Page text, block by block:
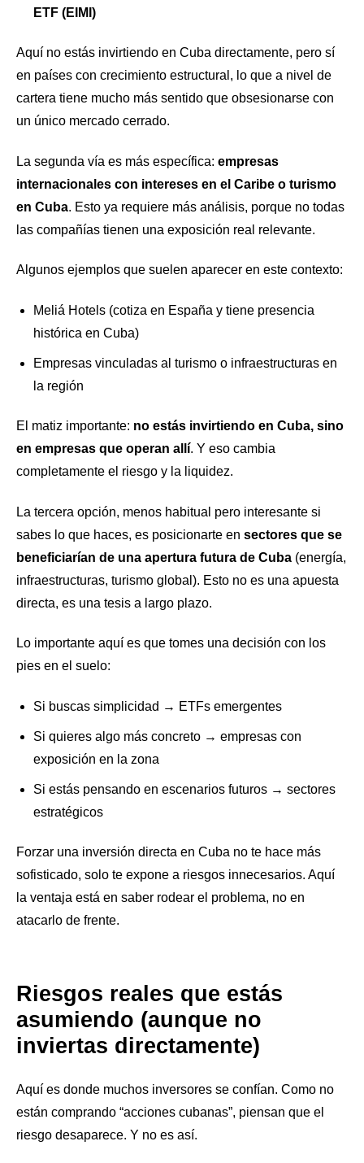
ETF (EIMI)
Aquí no estás invirtiendo en Cuba directamente, pero sí
en países con crecimiento estructural, lo que a nivel de
cartera tiene mucho más sentido que obsesionarse con
un único mercado cerrado.
La segunda vía es más específica: empresas
internacionales con intereses en el Caribe o turismo
en Cuba. Esto ya requiere más análisis, porque no todas
las compañías tienen una exposición real relevante.
Algunos ejemplos que suelen aparecer en este contexto:
Meliá Hotels (cotiza en España y tiene presencia
histórica en Cuba)
Empresas vinculadas al turismo o infraestructuras en
la región
El matiz importante: no estás invirtiendo en Cuba, sino
en empresas que operan allí. Y eso cambia
completamente el riesgo y la liquidez.
La tercera opción, menos habitual pero interesante si
sabes lo que haces, es posicionarte en sectores que se
beneficiarían de una apertura futura de Cuba (energía,
infraestructuras, turismo global). Esto no es una apuesta
directa, es una tesis a largo plazo.
Lo importante aquí es que tomes una decisión con los
pies en el suelo:
Si buscas simplicidad → ETFs emergentes
Si quieres algo más concreto → empresas con
exposición en la zona
Si estás pensando en escenarios futuros → sectores
estratégicos
Forzar una inversión directa en Cuba no te hace más
sofisticado, solo te expone a riesgos innecesarios. Aquí
la ventaja está en saber rodear el problema, no en
atacarlo de frente.
Riesgos reales que estás
asumiendo (aunque no
inviertas directamente)
Aquí es donde muchos inversores se confían. Como no
están comprando “acciones cubanas”, piensan que el
riesgo desaparece. Y no es así.